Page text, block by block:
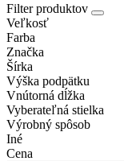
Filter produktov
Veľkosť
Farba
Značka
Šírka
Výška podpätku
Vnútorná dĺžka
Vyberateľná stielka
Výrobný spôsob
Iné
Cena